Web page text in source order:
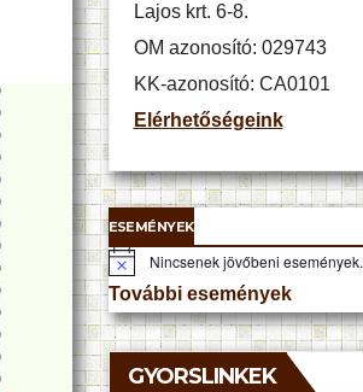
Lajos krt. 6-8.
OM azonosító: 029743
KK-azonosító: CA0101
Elérhetőségeink
ESEMÉNYEK
N
o
t
i
c
e
Nincsenek jövőbeni események.
További események
GYORSLINKEK